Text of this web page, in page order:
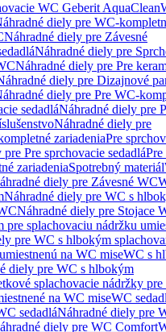
WC Geberit AquaClean
diely pre WC-
Náhradné diely pre Závesné
Náhradné diely pre
Náhradné diely pre Pre
diely pre Dizajnové
diely pre Pre WC-
sedadláNáhradné diely pre
Náhradné diely pre
zariadeniaPre
Pre sprchovacie sedadláPre
zariadeniaSpotrebný materiál
diely pre Závesné WC
Náhradné diely pre WC s
Náhradné diely pre Stojace
splachovaciu nádržku
pre WC s hlbokým
na WC miseWC s
diely pre WC s hlbokým
splachovacie nádržky
na WC miseWC
sedadláNáhradné diely pre
diely pre WC Comfort